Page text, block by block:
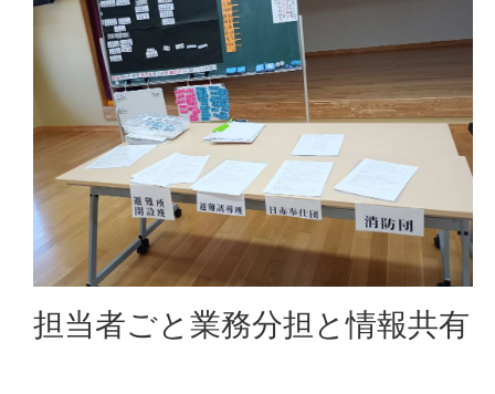
担当者ごと業務分担と情報共有